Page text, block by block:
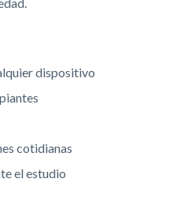
dispositivo
cotidianas
el estudio